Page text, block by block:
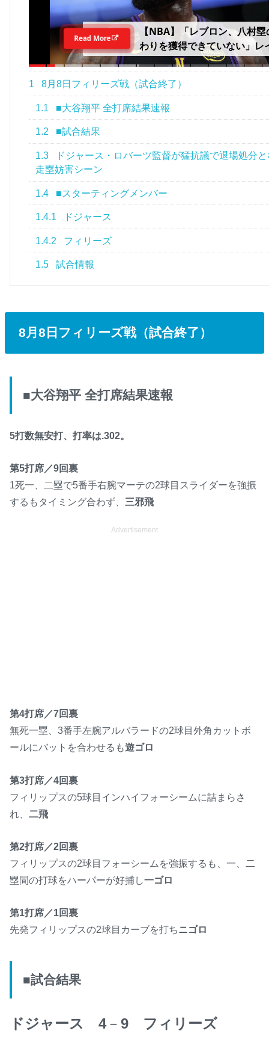
【NBA】「レブロン、八村
わりを獲得できていない」レ
ーズの補強に疑問の声……「
の負け組」という指摘も
Read More
1 8月8日フィリーズ戦（試合終了）
1.1 ■大谷翔平 全打席結果速報
1.2 ■試合結果
1.3
ドジャース・ロバーツ監督が猛抗議で退場処分
走塁妨害シーン
1.4 ■スターティングメンバー
1.4.1 ドジャース
1.4.2 フィリーズ
1.5 試合情報
8月8日フィリーズ戦（試合終了）
■大谷翔平 全打席結果速報
5打数無安打、打率は.302。
第5打席／9回裏
1死一、二塁で5番手右腕マーテの2球目スライダーを強振
するもタイミング合わず、 三邪飛
Advertisement
第4打席／7回裏
無死一塁、3番手左腕アルバラードの2球目外角カットボ
ールにバットを合わせるも遊ゴロ
第3打席／4回裏
フィリップスの5球目インハイフォーシームに詰まらさ
れ、二飛
第2打席／2回裏
フィリップスの2球目フォーシームを強振するも、一、二
塁間の打球をハーパーが好捕し一ゴロ
第1打席／1回裏
先発フィリップスの2球目カーブを打ちニゴロ
■試合結果
ドジャース 4－9 フィリーズ